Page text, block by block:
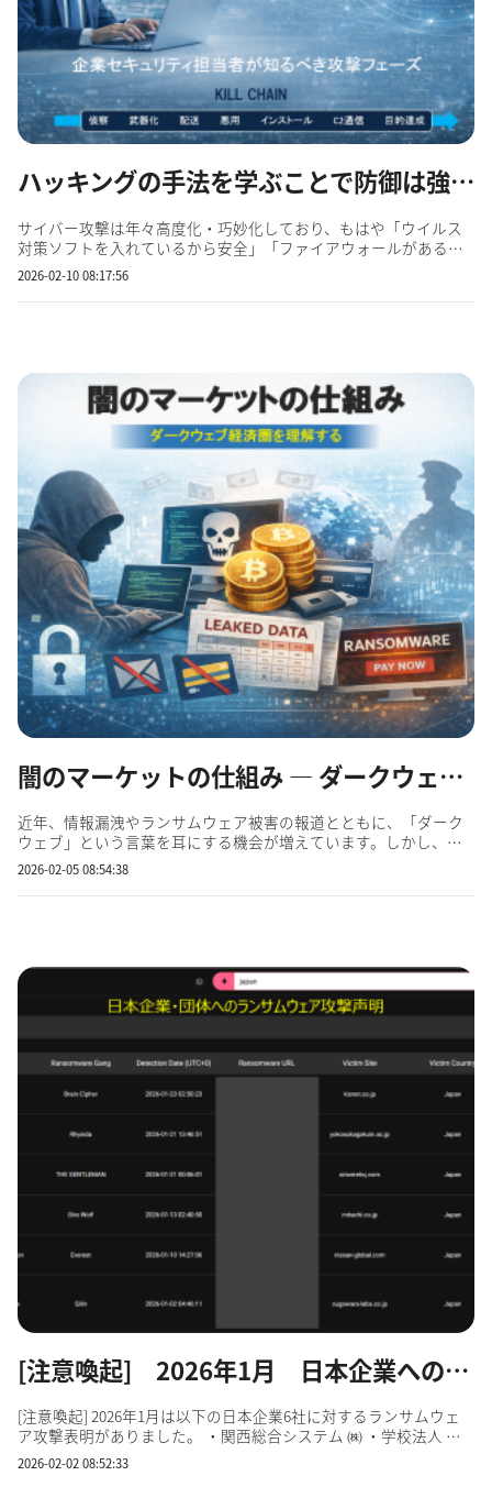
ハッキングの手法を学ぶことで防御は強くなる。 企業セキュリティ担当者が知るべき...
サイバー攻撃は年々高度化・巧妙化しており、もはや「ウイルス
対策ソフトを入れているから安全」「ファイアウォールがあるか
ら問題ない」といった単純な対策では企業を守り切れない時代に
入りました。特に企業を狙う攻撃は、単発的・偶発的なものでは
2026-02-10 08:17:56
闇のマーケットの仕組み — ダークウェブ経済圏を理解する
近年、情報漏洩やランサムウェア被害の報道とともに、「ダーク
ウェブ」という言葉を耳にする機会が増えています。しかし、多
くの企業担当者にとって、ダークウェブは「よく分からないが危
険そうな場所」という曖昧な認識に留まっているのではないでし
2026-02-05 08:54:38
[注意喚起] 2026年1月 日本企業へのランサムウェア攻撃表明
[注意喚起] 2026年1月は以下の日本企業6社に対するランサムウェ
ア攻撃表明がありました。 ・関西総合システム ㈱ ・学校法人 横
須賀学院 ・㈱ シンシア ・ミタチ産業 ㈱ ・日産自動車 ㈱ ・㈱ 菅原
研究所 セキュリティに弱点があると取引先に迷惑をかけることに
2026-02-02 08:52:33